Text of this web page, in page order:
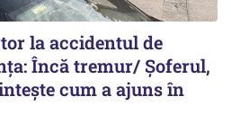
la accidentul de
Încă tremur/ Șoferul,
cum a ajuns în